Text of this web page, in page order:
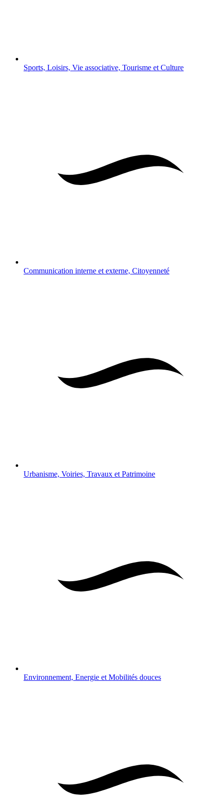
Sports, Loisirs, Vie associative, Tourisme et Culture
Communication interne et externe, Citoyenneté
Urbanisme, Voiries, Travaux et Patrimoine
Environnement, Energie et Mobilités douces